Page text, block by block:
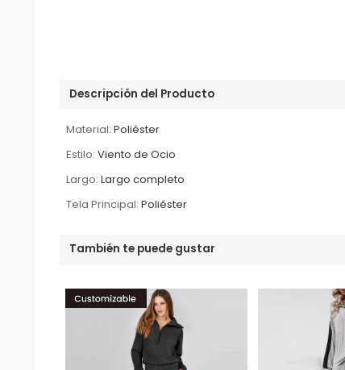
Descripción del Producto
Material: Poliéster
Estilo: Viento de Ocio
Largo: Largo completo
Tela Principal: Poliéster
También te puede gustar